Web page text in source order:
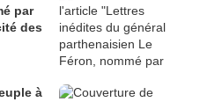
par
des
à